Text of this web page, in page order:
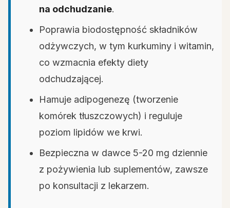
na odchudzanie.
Poprawia biodostępność składników
odżywczych, w tym kurkuminy i witamin,
co wzmacnia efekty diety
odchudzającej.
Hamuje adipogenezę (tworzenie
komórek tłuszczowych) i reguluje
poziom lipidów we krwi.
Bezpieczna w dawce 5-20 mg dziennie
z pożywienia lub suplementów, zawsze
po konsultacji z lekarzem.